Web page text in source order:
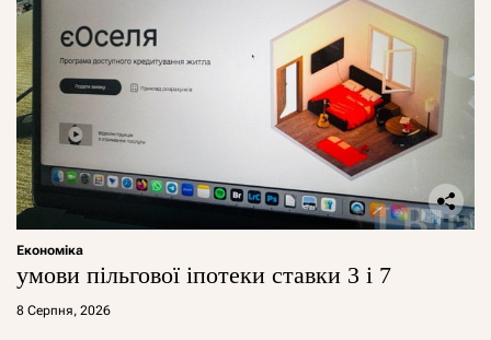
Економіка
умови пільгової іпотеки ставки 3 і 7
8 Серпня, 2026